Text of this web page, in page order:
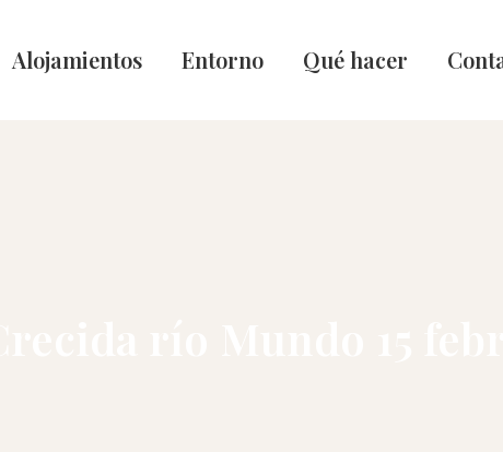
Alojamientos Entorno Qué hacer